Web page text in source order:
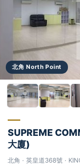
北角 North Point
SUPREME
大廈)
北角 · 英皇道368號 ·